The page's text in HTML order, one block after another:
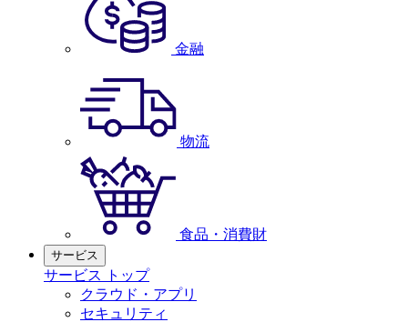
金融
物流
食品・消費財
サービス
サービス トップ
クラウド・アプリ
セキュリティ